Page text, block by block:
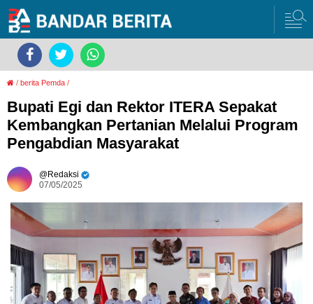
/ berita Pemda /
Bupati Egi dan Rektor ITERA Sepakat
Kembangkan Pertanian Melalui Program
Pengabdian Masyarakat
Redaksi
07/05/2025